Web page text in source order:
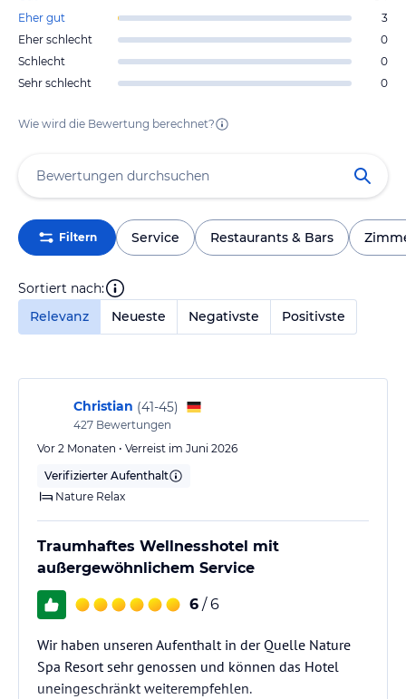
Eher gut
3
Eher schlecht
0
Schlecht
0
Sehr schlecht
0
Wie wird die Bewertung berechnet?
Filtern Service Restaurants & Bars
Sortiert nach:
Relevanz
Neueste Negativste Positivste
Christian (41-45)
427 Bewertungen
Vor 2 Monaten • Verreist im Juni 2026
Verifizierter Aufenthalt
Nature Relax
Traumhaftes Wellnesshotel mit
außergewöhnlichem Service
6 / 6
Wir haben unseren Aufenthalt in der Quelle Nature
Spa Resort sehr genossen und können das Hotel
uneingeschränkt weiterempfehlen.